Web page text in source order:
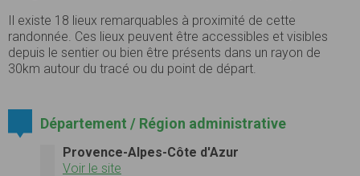
Il existe 18 lieux remarquables à proximité de cette
randonnée. Ces lieux peuvent être accessibles et visibles
depuis le sentier ou bien être présents dans un rayon de
30km autour du tracé ou du point de départ.
Département / Région administrative
Provence-Alpes-Côte d'Azur
Voir le site